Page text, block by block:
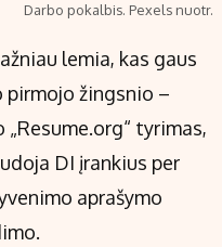
Darbo pokalbis. Pexels nuotr.
lemia, kas gaus
pirmojo žingsnio –
tyrimas,
DI įrankius per
aprašymo